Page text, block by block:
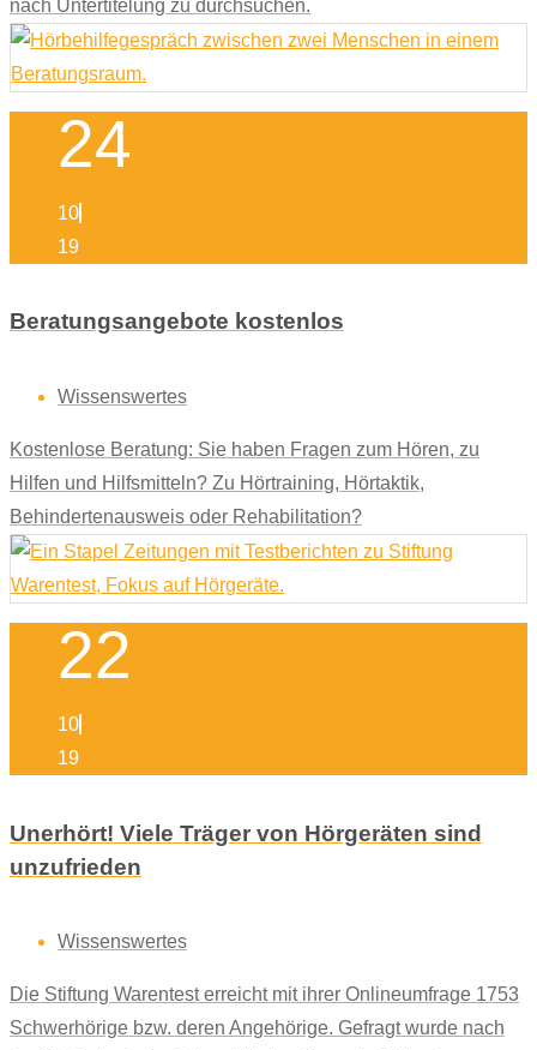
nach Untertitelung zu durchsuchen.
24
10
19
Beratungsangebote kostenlos
Wissenswertes
Kostenlose Beratung: Sie haben Fragen zum Hören, zu
Hilfen und Hilfsmitteln? Zu Hörtraining, Hörtaktik,
Behindertenausweis oder Rehabilitation?
22
10
19
Unerhört! Viele Träger von Hörgeräten sind
unzufrieden
Wissenswertes
Die Stiftung Warentest erreicht mit ihrer Onlineumfrage 1753
Schwerhörige bzw. deren Angehörige. Gefragt wurde nach